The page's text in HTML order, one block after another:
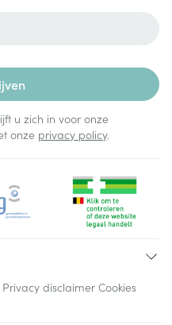
u zich in voor onze
onze privacy policy.
Privacy disclaimer Cookies